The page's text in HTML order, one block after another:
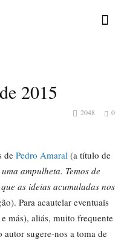
2015
0
2048
de Pedro Amaral (a título de
ampulheta. Temos de
as ideias acumuladas nos
Para acautelar eventuais
más), aliás, muito frequente
autor sugere-nos a toma de